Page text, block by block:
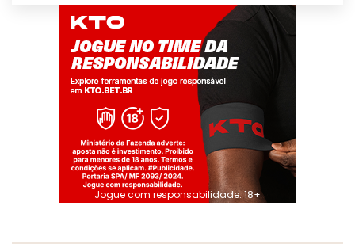
Jogue com responsabilidade. 18+